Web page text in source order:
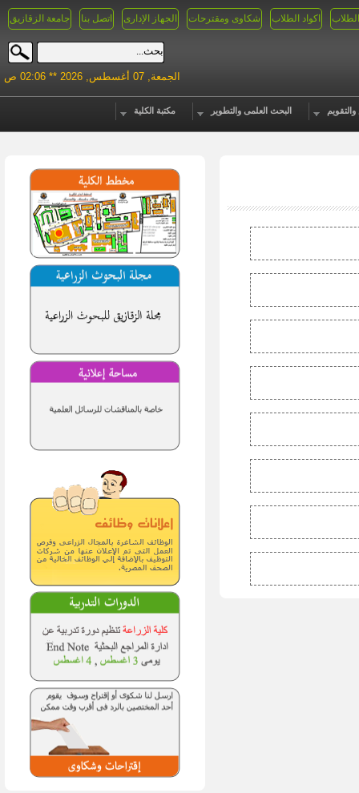
جامعة الزقازيق اتصل بنا الجهاز الإدارى شكاوى ومقترحات اكواد الطلاب الطلاب
الجمعة, 07 أغسطس, 2026 ** 02:06 ص
البحث العلمى والتطوير مكتبة الكلية